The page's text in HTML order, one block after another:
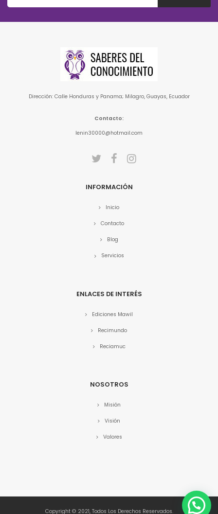
Dirección: Calle Honduras y Panama; Milagro, Guayas, Ecuador
Contacto:
lenin30000@hotmail.com
INFORMACIÓN
Inicio
Contacto
Blog
Servicios
ENLACES DE INTERÉS
Ediciones Mawil
Recimundo
Reciamuc
NOSOTROS
Misión
Visión
Valores
Copyright © 2021, Todos Los Derechos Reservados.